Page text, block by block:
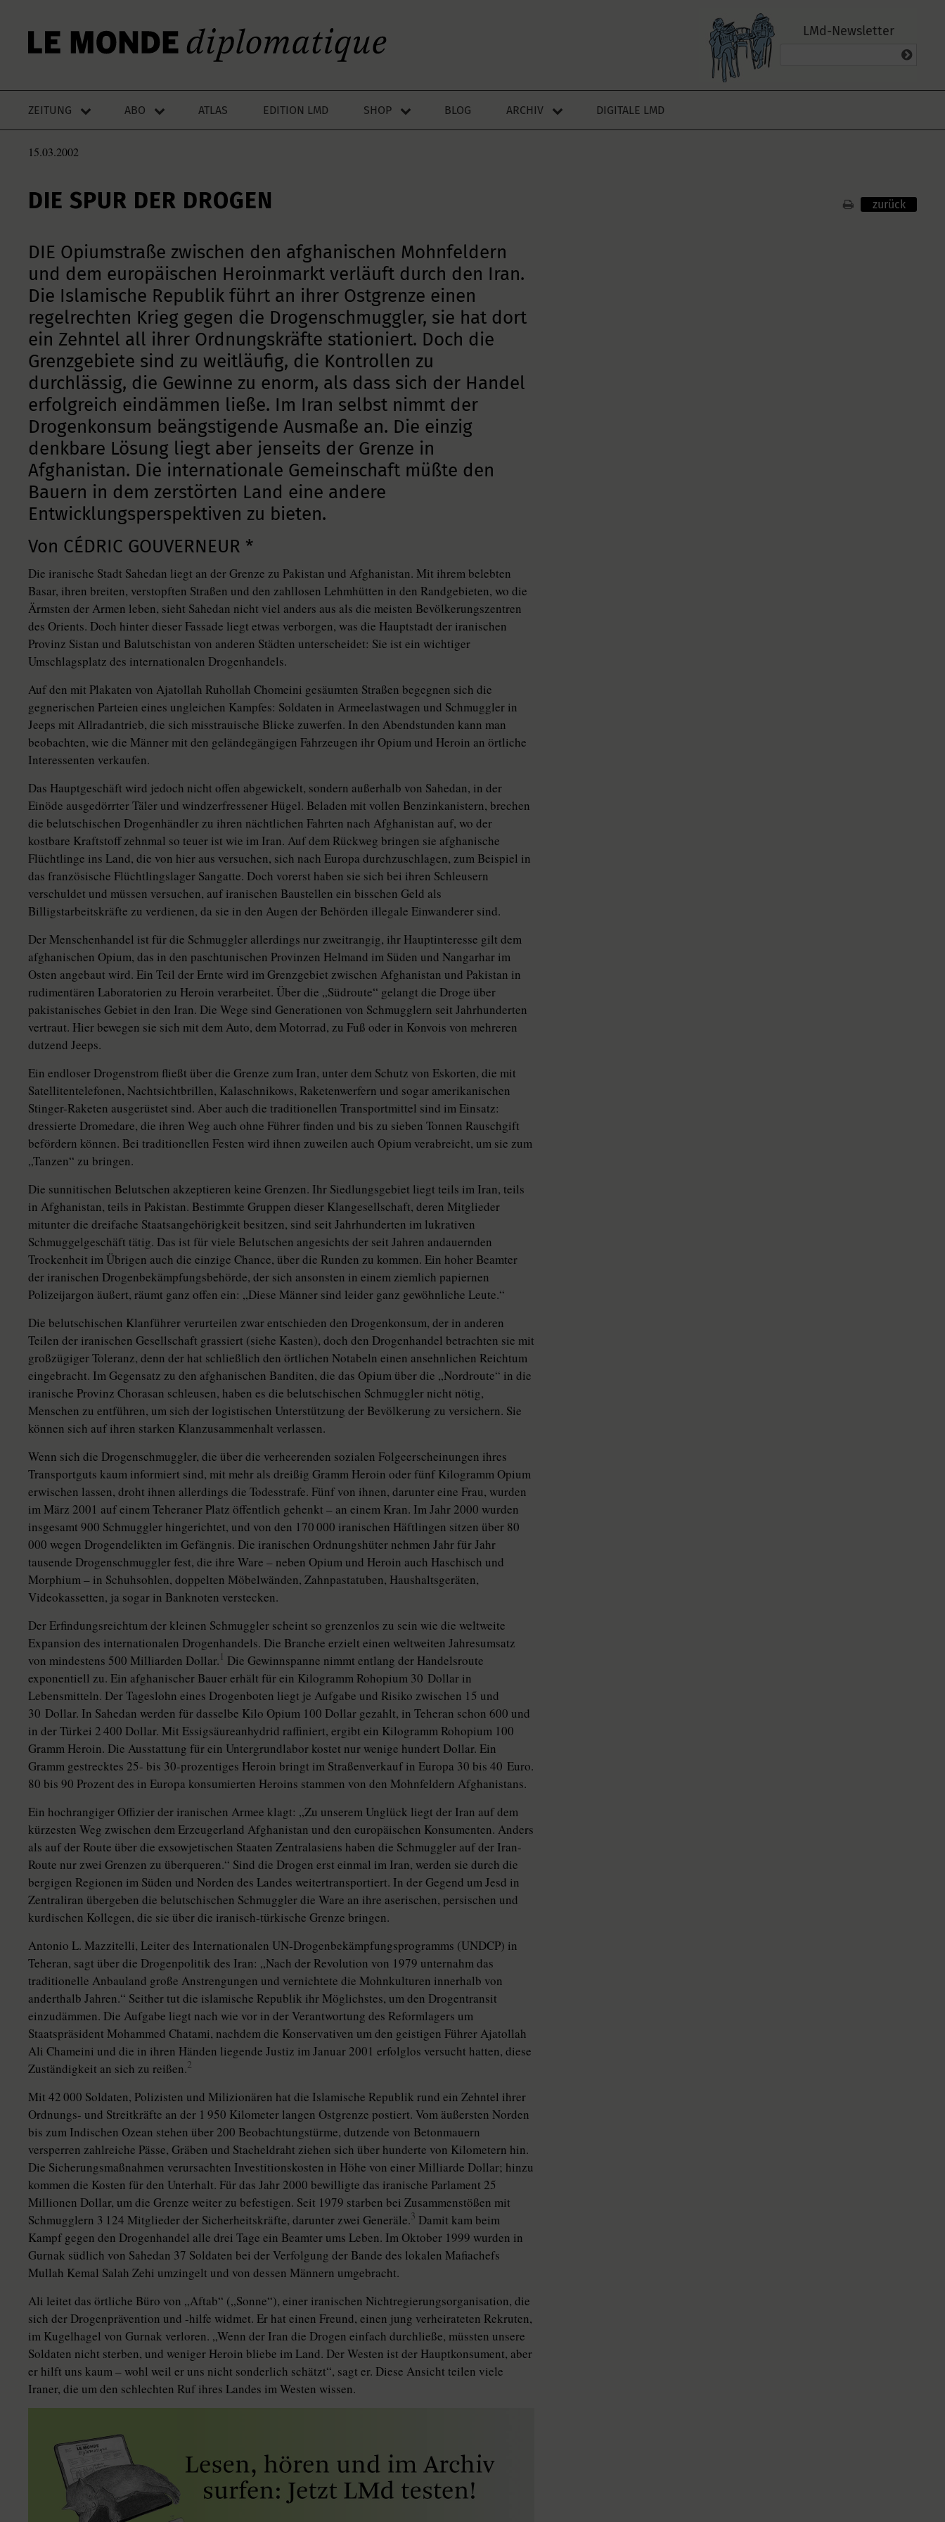
LMd-Newsletter
ZEITUNG ABO ATLAS EDITION LMD SHOP BLOG ARCHIV DIGITALE LMD
15.03.2002
DIE SPUR DER DROGEN zurück
DIE Opiumstraße zwischen den afghanischen Mohnfeldern
und dem europäischen Heroinmarkt verläuft durch den Iran.
Die Islamische Republik führt an ihrer Ostgrenze einen
regelrechten Krieg gegen die Drogenschmuggler, sie hat dort
ein Zehntel all ihrer Ordnungskräfte stationiert. Doch die
Grenzgebiete sind zu weitläufig, die Kontrollen zu
durchlässig, die Gewinne zu enorm, als dass sich der Handel
erfolgreich eindämmen ließe. Im Iran selbst nimmt der
Drogenkonsum beängstigende Ausmaße an. Die einzig
denkbare Lösung liegt aber jenseits der Grenze in
Afghanistan. Die internationale Gemeinschaft müßte den
Bauern in dem zerstörten Land eine andere
Entwicklungsperspektiven zu bieten.
Von CÉDRIC GOUVERNEUR *
Die iranische Stadt Sahedan liegt an der Grenze zu Pakistan und Afghanistan. Mit ihrem belebten
Basar, ihren breiten, verstopften Straßen und den zahllosen Lehmhütten in den Randgebieten, wo die
Ärmsten der Armen leben, sieht Sahedan nicht viel anders aus als die meisten Bevölkerungszentren
des Orients. Doch hinter dieser Fassade liegt etwas verborgen, was die Hauptstadt der iranischen
Provinz Sistan und Balutschistan von anderen Städten unterscheidet: Sie ist ein wichtiger
Umschlagsplatz des internationalen Drogenhandels.
Auf den mit Plakaten von Ajatollah Ruhollah Chomeini gesäumten Straßen begegnen sich die
gegnerischen Parteien eines ungleichen Kampfes: Soldaten in Armeelastwagen und Schmuggler in
Jeeps mit Allradantrieb, die sich misstrauische Blicke zuwerfen. In den Abendstunden kann man
beobachten, wie die Männer mit den geländegängigen Fahrzeugen ihr Opium und Heroin an örtliche
Interessenten verkaufen.
Das Hauptgeschäft wird jedoch nicht offen abgewickelt, sondern außerhalb von Sahedan, in der
Einöde ausgedörrter Täler und windzerfressener Hügel. Beladen mit vollen Benzinkanistern, brechen
die belutschischen Drogenhändler zu ihren nächtlichen Fahrten nach Afghanistan auf, wo der
kostbare Kraftstoff zehnmal so teuer ist wie im Iran. Auf dem Rückweg bringen sie afghanische
Flüchtlinge ins Land, die von hier aus versuchen, sich nach Europa durchzuschlagen, zum Beispiel in
das französische Flüchtlingslager Sangatte. Doch vorerst haben sie sich bei ihren Schleusern
verschuldet und müssen versuchen, auf iranischen Baustellen ein bisschen Geld als
Billigstarbeitskräfte zu verdienen, da sie in den Augen der Behörden illegale Einwanderer sind.
Der Menschenhandel ist für die Schmuggler allerdings nur zweitrangig, ihr Hauptinteresse gilt dem
afghanischen Opium, das in den paschtunischen Provinzen Helmand im Süden und Nangarhar im
Osten angebaut wird. Ein Teil der Ernte wird im Grenzgebiet zwischen Afghanistan und Pakistan in
rudimentären Laboratorien zu Heroin verarbeitet. Über die „Südroute“ gelangt die Droge über
pakistanisches Gebiet in den Iran. Die Wege sind Generationen von Schmugglern seit Jahrhunderten
vertraut. Hier bewegen sie sich mit dem Auto, dem Motorrad, zu Fuß oder in Konvois von mehreren
dutzend Jeeps.
Ein endloser Drogenstrom fließt über die Grenze zum Iran, unter dem Schutz von Eskorten, die mit
Satellitentelefonen, Nachtsichtbrillen, Kalaschnikows, Raketenwerfern und sogar amerikanischen
Stinger-Raketen ausgerüstet sind. Aber auch die traditionellen Transportmittel sind im Einsatz:
dressierte Dromedare, die ihren Weg auch ohne Führer finden und bis zu sieben Tonnen Rauschgift
befördern können. Bei traditionellen Festen wird ihnen zuweilen auch Opium verabreicht, um sie zum
„Tanzen“ zu bringen.
Die sunnitischen Belutschen akzeptieren keine Grenzen. Ihr Siedlungsgebiet liegt teils im Iran, teils
in Afghanistan, teils in Pakistan. Bestimmte Gruppen dieser Klangesellschaft, deren Mitglieder
mitunter die dreifache Staatsangehörigkeit besitzen, sind seit Jahrhunderten im lukrativen
Schmuggelgeschäft tätig. Das ist für viele Belutschen angesichts der seit Jahren andauernden
Trockenheit im Übrigen auch die einzige Chance, über die Runden zu kommen. Ein hoher Beamter
der iranischen Drogenbekämpfungsbehörde, der sich ansonsten in einem ziemlich papiernen
Polizeijargon äußert, räumt ganz offen ein: „Diese Männer sind leider ganz gewöhnliche Leute.“
Die belutschischen Klanführer verurteilen zwar entschieden den Drogenkonsum, der in anderen
Teilen der iranischen Gesellschaft grassiert (siehe Kasten), doch den Drogenhandel betrachten sie mit
großzügiger Toleranz, denn der hat schließlich den örtlichen Notabeln einen ansehnlichen Reichtum
eingebracht. Im Gegensatz zu den afghanischen Banditen, die das Opium über die „Nordroute“ in die
iranische Provinz Chorasan schleusen, haben es die belutschischen Schmuggler nicht nötig,
Menschen zu entführen, um sich der logistischen Unterstützung der Bevölkerung zu versichern. Sie
können sich auf ihren starken Klanzusammenhalt verlassen.
Wenn sich die Drogenschmuggler, die über die verheerenden sozialen Folgeerscheinungen ihres
Transportguts kaum informiert sind, mit mehr als dreißig Gramm Heroin oder fünf Kilogramm Opium
erwischen lassen, droht ihnen allerdings die Todesstrafe. Fünf von ihnen, darunter eine Frau, wurden
im März 2001 auf einem Teheraner Platz öffentlich gehenkt – an einem Kran. Im Jahr 2000 wurden
insgesamt 900 Schmuggler hingerichtet, und von den 170 000 iranischen Häftlingen sitzen über 80
000 wegen Drogendelikten im Gefängnis. Die iranischen Ordnungshüter nehmen Jahr für Jahr
tausende Drogenschmuggler fest, die ihre Ware – neben Opium und Heroin auch Haschisch und
Morphium – in Schuhsohlen, doppelten Möbelwänden, Zahnpastatuben, Haushaltsgeräten,
Videokassetten, ja sogar in Banknoten verstecken.
Der Erfindungsreichtum der kleinen Schmuggler scheint so grenzenlos zu sein wie die weltweite
Expansion des internationalen Drogenhandels. Die Branche erzielt einen weltweiten Jahresumsatz
von mindestens 500 Milliarden Dollar. 1 Die Gewinnspanne nimmt entlang der Handelsroute
exponentiell zu. Ein afghanischer Bauer erhält für ein Kilogramm Rohopium 30 Dollar in
Lebensmitteln. Der Tageslohn eines Drogenboten liegt je Aufgabe und Risiko zwischen 15 und
30 Dollar. In Sahedan werden für dasselbe Kilo Opium 100 Dollar gezahlt, in Teheran schon 600 und
in der Türkei 2 400 Dollar. Mit Essigsäureanhydrid raffiniert, ergibt ein Kilogramm Rohopium 100
Gramm Heroin. Die Ausstattung für ein Untergrundlabor kostet nur wenige hundert Dollar. Ein
Gramm gestrecktes 25- bis 30-prozentiges Heroin bringt im Straßenverkauf in Europa 30 bis 40 Euro.
80 bis 90 Prozent des in Europa konsumierten Heroins stammen von den Mohnfeldern Afghanistans.
Ein hochrangiger Offizier der iranischen Armee klagt: „Zu unserem Unglück liegt der Iran auf dem
kürzesten Weg zwischen dem Erzeugerland Afghanistan und den europäischen Konsumenten. Anders
als auf der Route über die exsowjetischen Staaten Zentralasiens haben die Schmuggler auf der Iran-
Route nur zwei Grenzen zu überqueren.“ Sind die Drogen erst einmal im Iran, werden sie durch die
bergigen Regionen im Süden und Norden des Landes weitertransportiert. In der Gegend um Jesd in
Zentraliran übergeben die belutschischen Schmuggler die Ware an ihre aserischen, persischen und
kurdischen Kollegen, die sie über die iranisch-türkische Grenze bringen.
Antonio L. Mazzitelli, Leiter des Internationalen UN-Drogenbekämpfungsprogramms (UNDCP) in
Teheran, sagt über die Drogenpolitik des Iran: „Nach der Revolution von 1979 unternahm das
traditionelle Anbauland große Anstrengungen und vernichtete die Mohnkulturen innerhalb von
anderthalb Jahren.“ Seither tut die islamische Republik ihr Möglichstes, um den Drogentransit
einzudämmen. Die Aufgabe liegt nach wie vor in der Verantwortung des Reformlagers um
Staatspräsident Mohammed Chatami, nachdem die Konservativen um den geistigen Führer Ajatollah
Ali Chameini und die in ihren Händen liegende Justiz im Januar 2001 erfolglos versucht hatten, diese
Zuständigkeit an sich zu reißen.2
Mit 42 000 Soldaten, Polizisten und Milizionären hat die Islamische Republik rund ein Zehntel ihrer
Ordnungs- und Streitkräfte an der 1 950 Kilometer langen Ostgrenze postiert. Vom äußersten Norden
bis zum Indischen Ozean stehen über 200 Beobachtungstürme, dutzende von Betonmauern
versperren zahlreiche Pässe, Gräben und Stacheldraht ziehen sich über hunderte von Kilometern hin.
Die Sicherungsmaßnahmen verursachten Investitionskosten in Höhe von einer Milliarde Dollar; hinzu
kommen die Kosten für den Unterhalt. Für das Jahr 2000 bewilligte das iranische Parlament 25
Millionen Dollar, um die Grenze weiter zu befestigen. Seit 1979 starben bei Zusammenstößen mit
Schmugglern 3 124 Mitglieder der Sicherheitskräfte, darunter zwei Generäle.3 Damit kam beim
Kampf gegen den Drogenhandel alle drei Tage ein Beamter ums Leben. Im Oktober 1999 wurden in
Gurnak südlich von Sahedan 37 Soldaten bei der Verfolgung der Bande des lokalen Mafiachefs
Mullah Kemal Salah Zehi umzingelt und von dessen Männern umgebracht.
Ali leitet das örtliche Büro von „Aftab“ („Sonne“), einer iranischen Nichtregierungsorganisation, die
sich der Drogenprävention und -hilfe widmet. Er hat einen Freund, einen jung verheirateten Rekruten,
im Kugelhagel von Gurnak verloren. „Wenn der Iran die Drogen einfach durchließe, müssten unsere
Soldaten nicht sterben, und weniger Heroin bliebe im Land. Der Westen ist der Hauptkonsument, aber
er hilft uns kaum – wohl weil er uns nicht sonderlich schätzt“, sagt er. Diese Ansicht teilen viele
Iraner, die um den schlechten Ruf ihres Landes im Westen wissen.